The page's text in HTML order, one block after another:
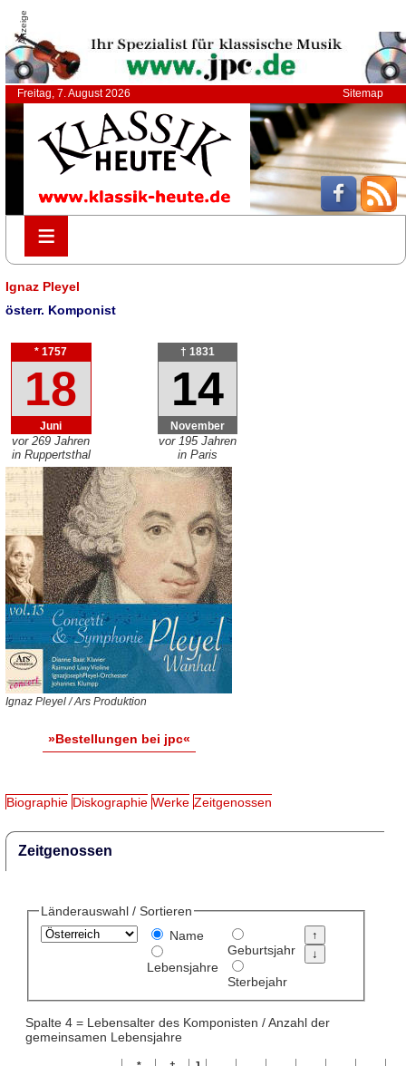
Anzeige
Freitag, 7. August 2026 Sitemap
≡
≡
Ignaz Pleyel
österr. Komponist
* 1757
18
Juni
vor 269 Jahren
in Ruppertsthal
† 1831
14
November
vor 195 Jahren
in Paris
Ignaz Pleyel / Ars Produktion
»Bestellungen bei jpc«
Biographie Diskographie Werke Zeitgenossen
Zeitgenossen
Länderauswahl / Sortieren
Name
Lebensjahre
Geburtsjahr
Sterbejahr
Spalte 4 = Lebensalter des Komponisten / Anzahl der
gemeinsamen Lebensjahre